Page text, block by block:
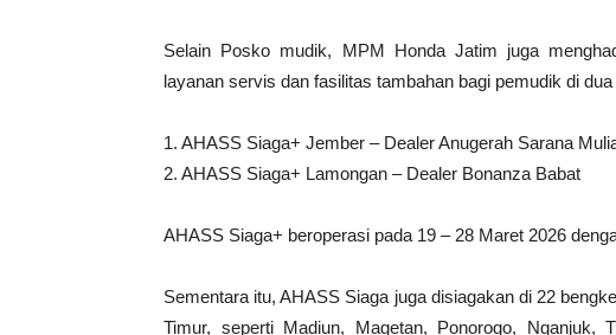
Selain Posko mudik, MPM Honda Jatim juga
layanan servis dan fasilitas tambahan bagi pemudik di
1. AHASS Siaga+ Jember – Dealer Anugerah Sarana
2. AHASS Siaga+ Lamongan – Dealer Bonanza Babat
AHASS Siaga+ beroperasi pada 19 – 28 Maret 2026
Sementara itu, AHASS Siaga juga disiagakan di 22
Timur, seperti Madiun, Magetan, Ponorogo, Nganjuk,